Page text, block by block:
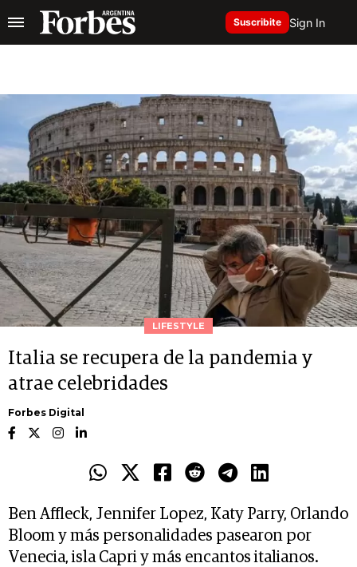
Suscribite Sign In
LIFESTYLE
Italia se recupera de la pandemia y
atrae celebridades
Forbes Digital
Ben Affleck, Jennifer Lopez, Katy Parry, Orlando
Bloom y más personalidades pasearon por
Venecia, isla Capri y más encantos italianos.